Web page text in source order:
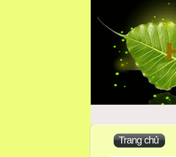
Trang chủ